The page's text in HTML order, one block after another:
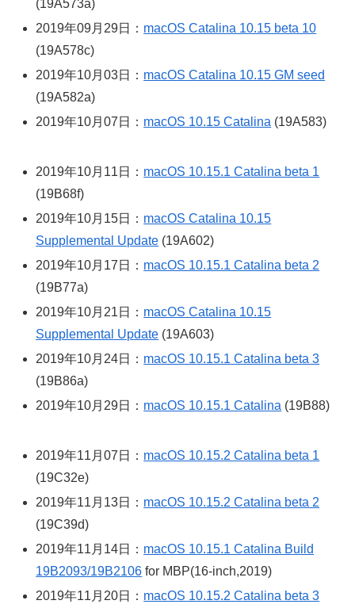
(19A573a)
2019年09月29日： macOS Catalina 10.15 beta 10
(19A578c)
2019年10月03日： macOS Catalina 10.15 GM seed
(19A582a)
2019年10月07日： macOS 10.15 Catalina (19A583)
2019年10月11日： macOS 10.15.1 Catalina beta 1
(19B68f)
2019年10月15日： macOS Catalina 10.15
Supplemental Update (19A602)
2019年10月17日： macOS 10.15.1 Catalina beta 2
(19B77a)
2019年10月21日： macOS Catalina 10.15
Supplemental Update (19A603)
2019年10月24日： macOS 10.15.1 Catalina beta 3
(19B86a)
2019年10月29日： macOS 10.15.1 Catalina (19B88)
2019年11月07日： macOS 10.15.2 Catalina beta 1
(19C32e)
2019年11月13日： macOS 10.15.2 Catalina beta 2
(19C39d)
2019年11月14日： macOS 10.15.1 Catalina Build
19B2093/19B2106 for MBP(16-inch,2019)
2019年11月20日： macOS 10.15.2 Catalina beta 3